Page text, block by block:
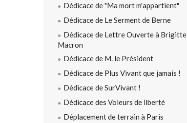
Dédicace de "Ma mort m'appartient"
Dédicace de Le Serment de Berne
Dédicace de Lettre Ouverte à Brigitte
Macron
Dédicace de M. le Président
Dédicace de Plus Vivant que jamais !
Dédicace de SurVivant !
Dédicace des Voleurs de liberté
Déplacement de terrain à Paris